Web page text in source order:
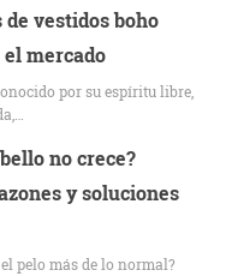
vestidos boho
mercado
por su espíritu libre,
no crece?
y soluciones
el pelo más de lo normal?